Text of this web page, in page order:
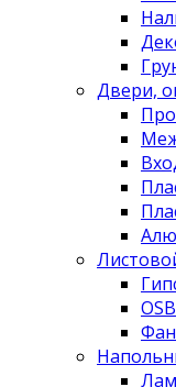
Двери,